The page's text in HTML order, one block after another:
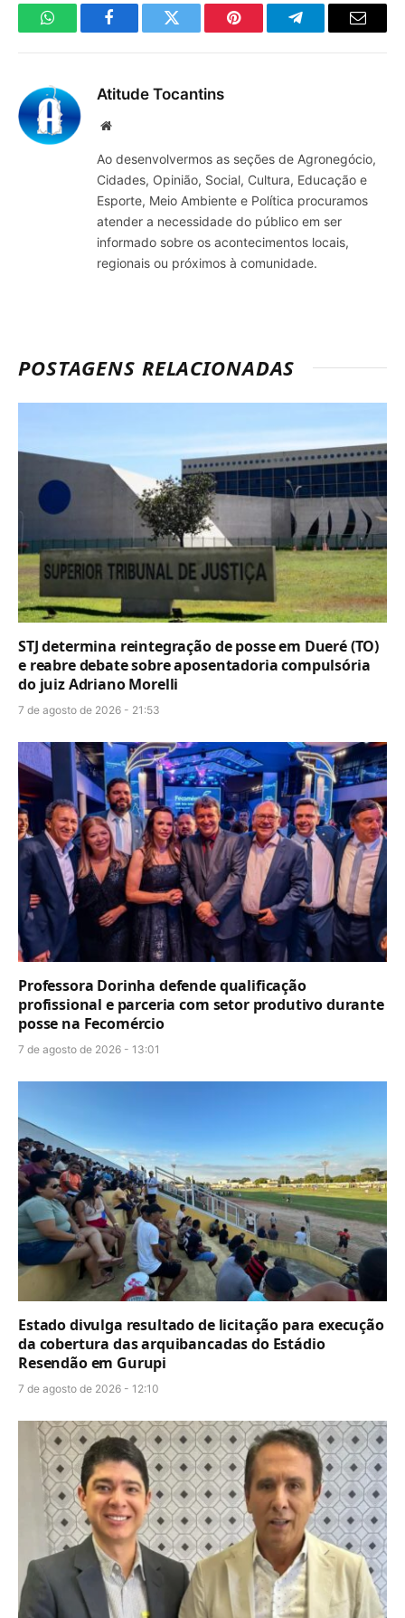
WhatsAppFacebookTwitter Pinterest TelegramaE-
Atitude Tocantins
Site
Ao desenvolvermos as seções de Agronegócio,
Cidades, Opinião, Social, Cultura, Educação e
Esporte, Meio Ambiente e Política procuramos
atender a necessidade do público em ser
informado sobre os acontecimentos locais,
regionais ou próximos à comunidade.
POSTAGENS RELACIONADAS
STJ determina reintegração de posse em Dueré (TO)
e reabre debate sobre aposentadoria compulsória
do juiz Adriano Morelli
7 de agosto de 2026 - 21:53
Professora Dorinha defende qualificação
profissional e parceria com setor produtivo durante
posse na Fecomércio
7 de agosto de 2026 - 13:01
Estado divulga resultado de licitação para execução
da cobertura das arquibancadas do Estádio
Resendão em Gurupi
7 de agosto de 2026 - 12:10